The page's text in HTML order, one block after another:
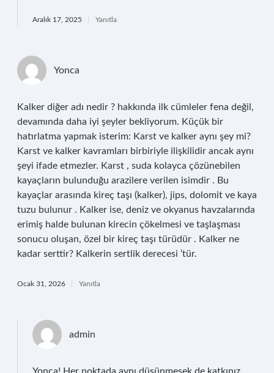
Aralık 17, 2025 Yanıtla
Yonca
Kalker diğer adı nedir ? hakkında ilk cümleler fena değil,
devamında daha iyi şeyler bekliyorum. Küçük bir
hatırlatma yapmak isterim: Karst ve kalker aynı şey mi?
Karst ve kalker kavramları birbiriyle ilişkilidir ancak aynı
şeyi ifade etmezler. Karst , suda kolayca çözünebilen
kayaçların bulunduğu arazilere verilen isimdir . Bu
kayaçlar arasında kireç taşı (kalker), jips, dolomit ve kaya
tuzu bulunur . Kalker ise, deniz ve okyanus havzalarında
erimiş halde bulunan kirecin çökelmesi ve taşlaşması
sonucu oluşan, özel bir kireç taşı türüdür . Kalker ne
kadar serttir? Kalkerin sertlik derecesi ‘tür.
Ocak 31, 2026 Yanıtla
admin